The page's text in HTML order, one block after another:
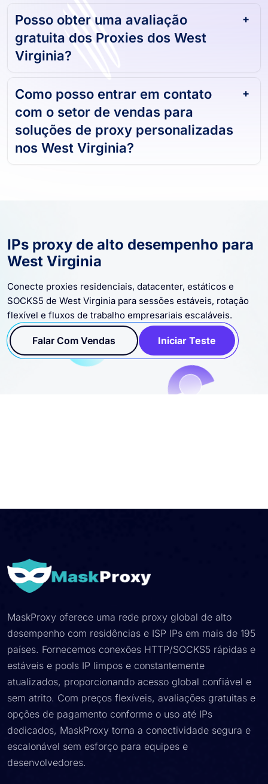
Posso obter uma avaliação
gratuita dos Proxies dos West
Virginia?
Como posso entrar em contato
com o setor de vendas para
soluções de proxy personalizadas
nos West Virginia?
IPs proxy de alto desempenho para
West Virginia
Conecte proxies residenciais, datacenter, estáticos e
SOCKS5 de West Virginia para sessões estáveis, rotação
flexível e fluxos de trabalho empresariais escaláveis.
Falar Com Vendas Iniciar Teste
MaskProxy oferece uma rede proxy global de alto
desempenho com residências e ISP IPs em mais de 195
países. Fornecemos conexões HTTP/SOCKS5 rápidas e
estáveis ​​e pools IP limpos e constantemente
atualizados, proporcionando acesso global confiável e
sem atrito. Com preços flexíveis, avaliações gratuitas e
opções de pagamento conforme o uso até IPs
dedicados, MaskProxy torna a conectividade segura e
escalonável sem esforço para equipes e
desenvolvedores.